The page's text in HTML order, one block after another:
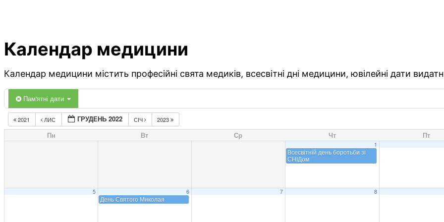
Календар медицини
Календар медицини містить професійні свята медиків, всесвітні дні медицини, ювілейні дати
Пам'ятні дати
2021 ЛИС ГРУДЕНЬ 2022 СІЧ 2023
Пн Вт Ср Чт Пт
1
Всесвітній день боротьби зі
СНІДом
5 6
День Святого Миколая
7 8